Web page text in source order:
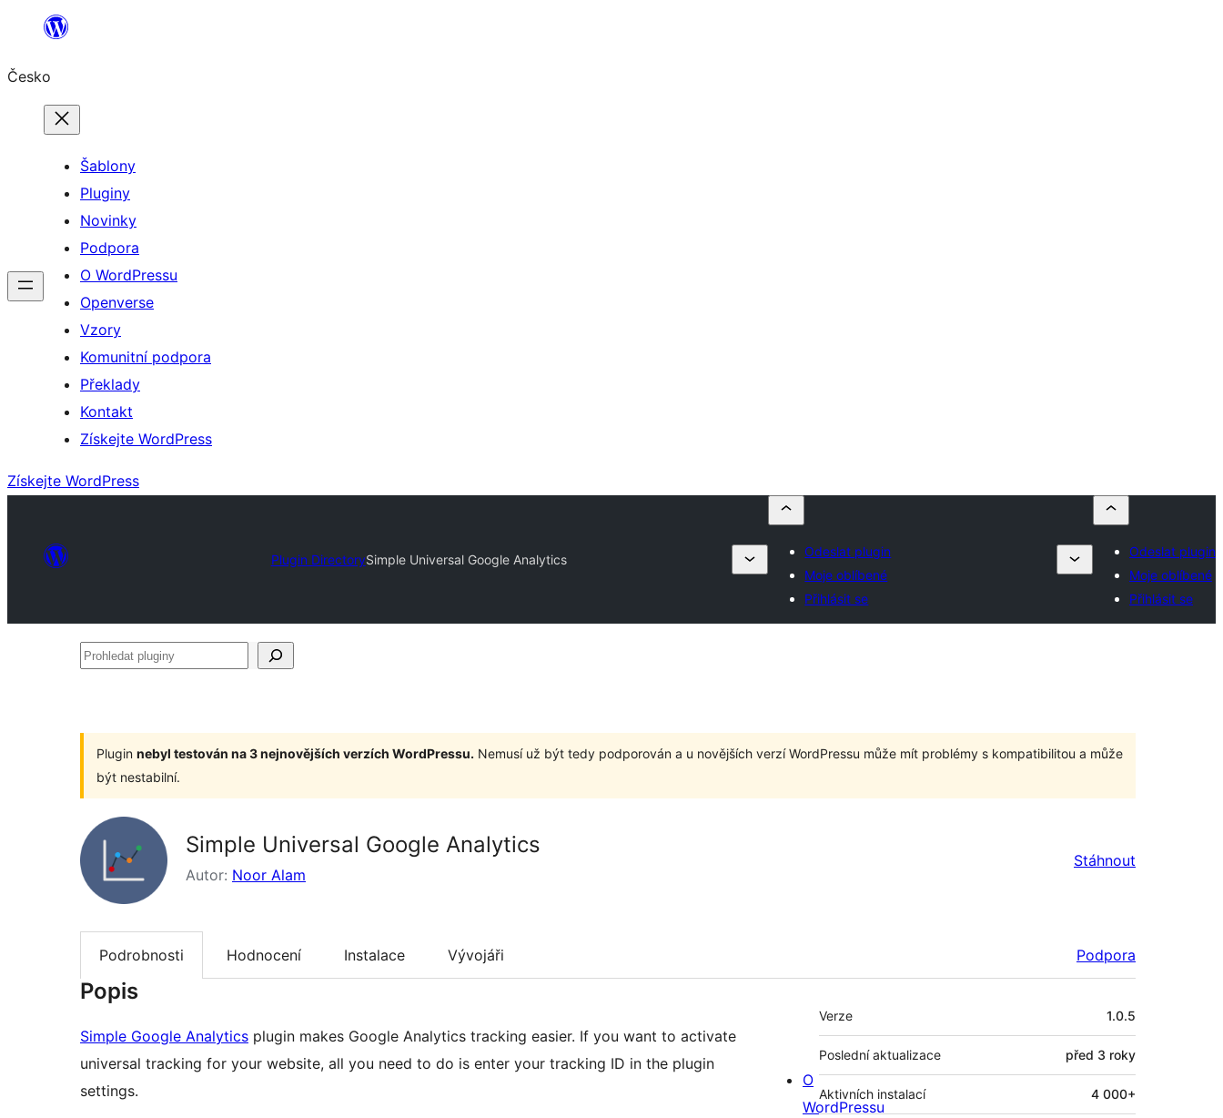
Přeskočit
obsah
Česko
Šablony
Pluginy
Novinky
Podpora
O WordPressu
Openverse
Vzory
Komunitní podpora
Překlady
Kontakt
Získejte WordPress
Získejte WordPress
Plugin DirectorySimple Universal Google Analytics
Odeslat plugin
Moje oblíbené
Přihlásit se
Odeslat plugin
Moje oblíbené
Přihlásit se
Prohledat
Plugin nebyl testován na 3 nejnovějších verzích WordPressu. Nemusí už být tedy podporován a u novějších verzí WordPressu může mít problémy s kompatibilitou a může
být nestabilní.
Simple Universal Google Analytics
Autor: Noor Alam
Stáhnout
Podrobnosti Hodnocení Instalace Vývojáři Podpora
Popis
Simple Google Analytics plugin makes Google Analytics tracking easier. If you want to activate
universal tracking for your website, all you need to do is enter your tracking ID in the plugin
settings.
Meta
Verze 1.0.5
Poslední aktualizace před 3 roky
Aktivních instalací 4 000+
O
WordPressu